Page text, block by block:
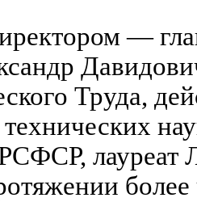
—
Труда,
лауреат
более